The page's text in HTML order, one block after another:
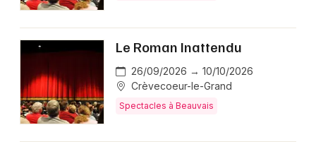
Le Roman Inattendu
26/09/2026 → 10/10/2026
Crèvecoeur-le-Grand
Spectacles à Beauvais